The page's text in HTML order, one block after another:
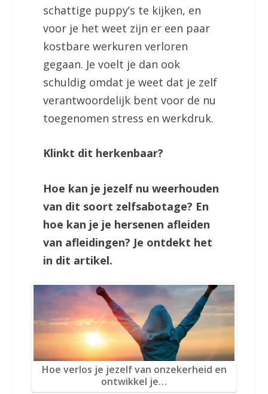
schattige puppy’s te kijken, en
voor je het weet zijn er een paar
kostbare werkuren verloren
gegaan. Je voelt je dan ook
schuldig omdat je weet dat je zelf
verantwoordelijk bent voor de nu
toegenomen stress en werkdruk.
Klinkt dit herkenbaar?
Hoe kan je jezelf nu weerhouden
van dit soort zelfsabotage? En
hoe kan je je hersenen afleiden
van afleidingen? Je ontdekt het
in dit artikel.
Hoe verlos je jezelf van onzekerheid en
ontwikkel je…